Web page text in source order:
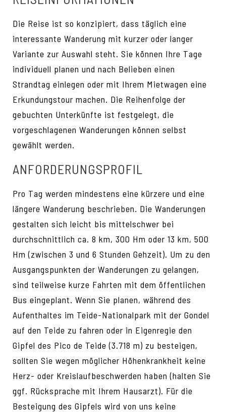
Die Reise ist so konzipiert, dass täglich eine
interessante Wanderung mit kurzer oder langer
Variante zur Auswahl steht. Sie können Ihre Tage
individuell planen und nach Belieben einen
Strandtag einlegen oder mit Ihrem Mietwagen eine
Erkundungstour machen. Die Reihenfolge der
gebuchten Unterkünfte ist festgelegt, die
vorgeschlagenen Wanderungen können selbst
gewählt werden.
ANFORDERUNGSPROFIL
Pro Tag werden mindestens eine kürzere und eine
längere Wanderung beschrieben. Die Wanderungen
gestalten sich leicht bis mittelschwer bei
durchschnittlich ca. 8 km, 300 Hm oder 13 km, 500
Hm (zwischen 3 und 6 Stunden Gehzeit). Um zu den
Ausgangspunkten der Wanderungen zu gelangen,
sind teilweise kurze Fahrten mit dem öffentlichen
Bus eingeplant. Wenn Sie planen, während des
Aufenthaltes im Teide-Nationalpark mit der Gondel
auf den Teide zu fahren oder in Eigenregie den
Gipfel des Pico de Teide (3.718 m) zu besteigen,
sollten Sie wegen möglicher Höhenkrankheit keine
Herz- oder Kreislaufbeschwerden haben (halten Sie
ggf. Rücksprache mit Ihrem Hausarzt). Für die
Besteigung des Gipfels wird von uns keine